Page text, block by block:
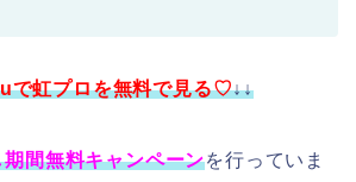
で虹プロを無料で見る♡↓↓
間無料キャンペーンを行っていま